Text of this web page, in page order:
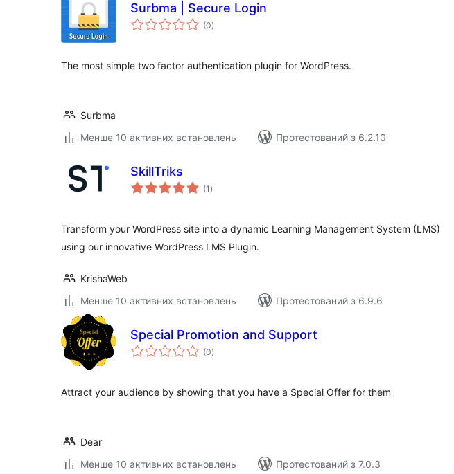
Surbma | Secure Login
(0загальний
рейтинг
)
The most simple two factor authentication plugin for WordPress.
Surbma
Менше 10 активних встановлень
Протестований з 6.2.10
SkillTriks
(1 загальний
рейтинг
)
Transform your WordPress site into a dynamic Learning Management System (LMS)
using our innovative WordPress LMS Plugin.
KrishaWeb
Менше 10 активних встановлень
Протестований з 6.9.6
Special Promotion and Support
(0загальний
рейтинг
)
​Attract your audience by showing that you have a Special Offer for them
Dear
Менше 10 активних встановлень
Протестований з 7.0.3